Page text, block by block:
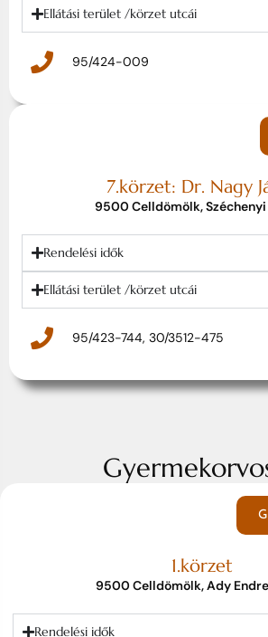
Ellátási terület /körzet utcái
95/424-009
7.körzet: Dr. Nagy
9500 Celldömölk,
Rendelési idők
Ellátási terület /körzet utcái
95/423-744, 30/3512-475
1.körzet
9500 Celldömölk, Ady
Rendelési idők